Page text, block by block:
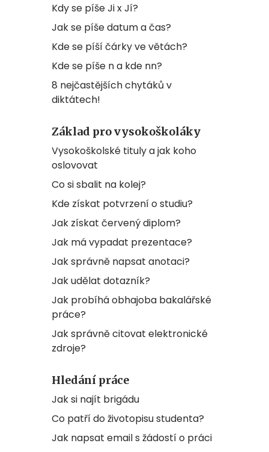
Kdy se píše Ji x Jí?
Jak se píše datum a čas?
Kde se píší čárky ve větách?
Kde se píše n a kde nn?
8 nejčastějších chytáků v
diktátech!
Základ pro vysokoškoláky
Vysokoškolské tituly a jak koho
oslovovat
Co si sbalit na kolej?
Kde získat potvrzení o studiu?
Jak získat červený diplom?
Jak má vypadat prezentace?
Jak správně napsat anotaci?
Jak udělat dotazník?
Jak probíhá obhajoba bakalářské
práce?
Jak správně citovat elektronické
zdroje?
Hledání práce
Jak si najít brigádu
Co patří do životopisu studenta?
Jak napsat email s žádostí o práci